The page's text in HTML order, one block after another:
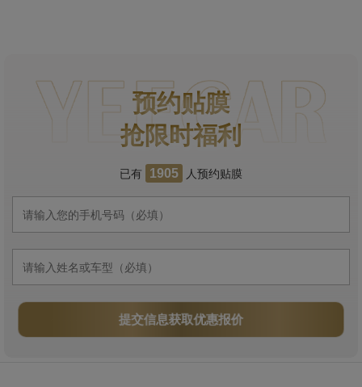
预约贴膜
抢限时福利
已有 1905 人预约贴膜
提交信息获取优惠报价